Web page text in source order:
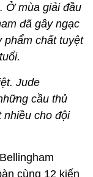
Ở mùa giải đầu
đã gây ngạc
phẩm chất tuyệt
Jude
cầu thủ
nhiều cho đội
cùng 12 kiến